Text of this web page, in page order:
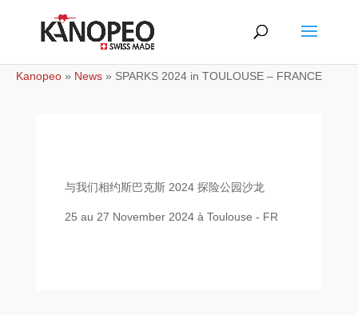
Kanopeo » News » SPARKS 2024 in TOULOUSE – FRANCE
与我们相约斯巴克斯 2024 探险公园沙龙
25 au 27 November 2024 à Toulouse - FR